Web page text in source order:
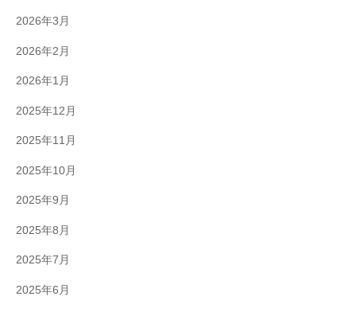
2026年3月
2026年2月
2026年1月
2025年12月
2025年11月
2025年10月
2025年9月
2025年8月
2025年7月
2025年6月